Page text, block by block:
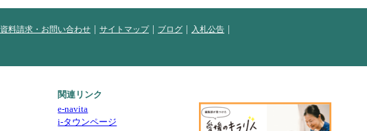
資料請求・お問い合わせ サイトマップ ブログ
入札公告
関連リンク
e-navita
i-タウンページ